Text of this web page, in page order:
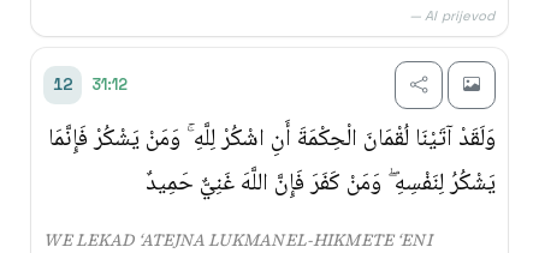
— AI prijevod
12 31:12
وَلَقَدْ آتَيْنَا لُقْمَانَ الْحِكْمَةَ أَنِ اشْكُرْ لِلَّهِ ۚ وَمَنْ يَشْكُرْ فَإِنَّمَا
يَشْكُرُ لِنَفْسِهِ ۖ وَمَنْ كَفَرَ فَإِنَّ اللَّهَ غَنِيٌّ حَمِيدٌ
WE LEKAD ‘ATEJNA LUKMANEL-HIKMETE ‘ENI